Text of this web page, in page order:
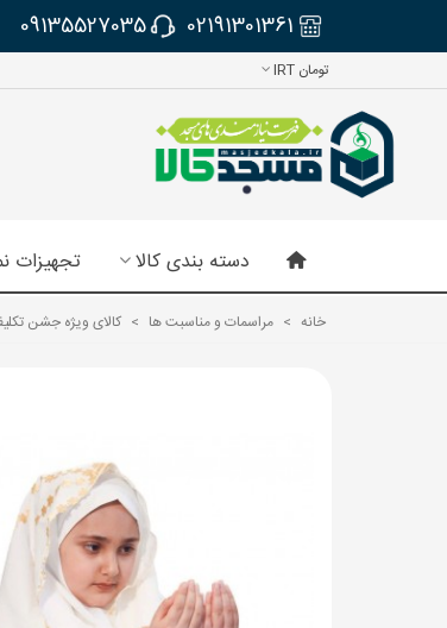
02191301361
09135527035
تومان IRT
دسته بندی کالا تجهیزات
خانه > مراسمات و مناسبت ها > کالای ویژه جشن